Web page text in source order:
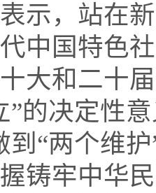
示，站在
中国特色
大和二十
”的决定性
到“两个维
铸牢中华